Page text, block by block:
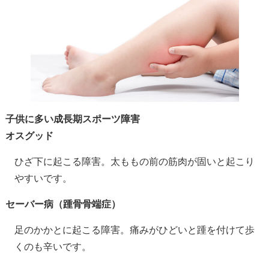
子供に多い成長期スポーツ障害
オスグッド
ひざ下に起こる障害。太ももの前の筋肉が固いと起こり
やすいです。
セーバー病（踵骨骨端症）
足のかかとに起こる障害。痛みがひどいと踵を付けて歩
くのも辛いです。